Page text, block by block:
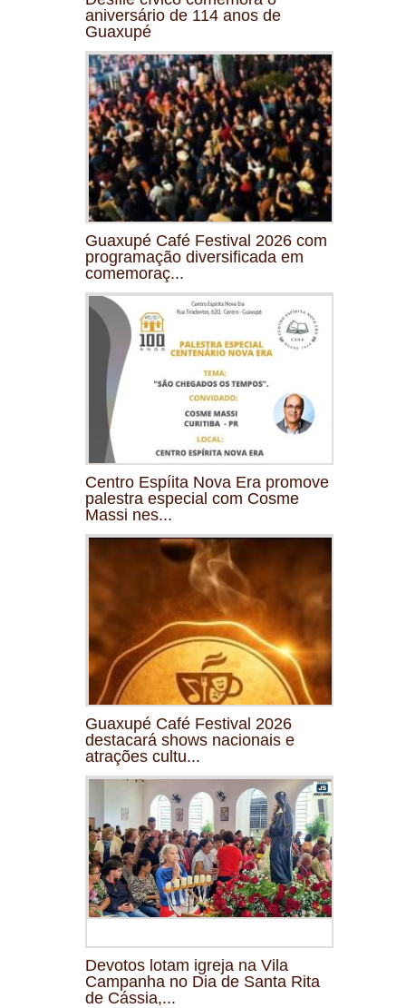
aniversário de 114 anos de
Guaxupé
Guaxupé Café Festival 2026 com
programação diversificada em
comemoraç...
Centro Espíita Nova Era promove
palestra especial com Cosme
Massi nes...
Guaxupé Café Festival 2026
destacará shows nacionais e
atrações cultu...
Devotos lotam igreja na Vila
Campanha no Dia de Santa Rita
de Cássia,...